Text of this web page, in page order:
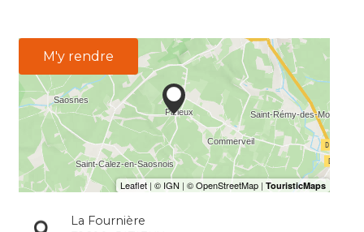
M'y rendre
La Fournière